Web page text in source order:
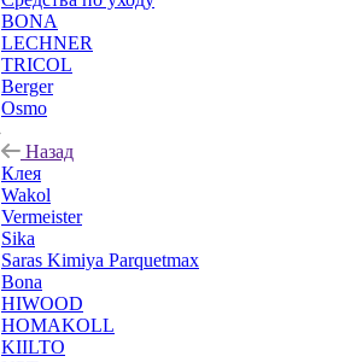
BONA
LECHNER
TRICOL
Berger
Osmo
Назад
Клея
Wakol
Vermeister
Sika
Saras Kimiya Parquetmax
Bona
HIWOOD
HOMAKOLL
KIILTO